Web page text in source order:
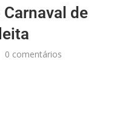
de
0 comentários